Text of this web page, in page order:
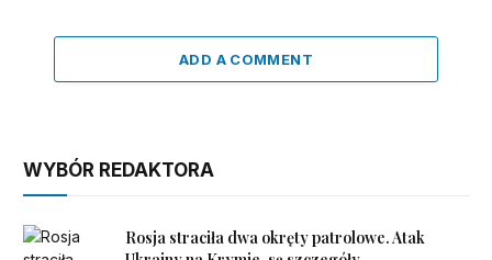
ADD A COMMENT
WYBÓR REDAKTORA
Rosja straciła dwa okręty patrolowe. Atak